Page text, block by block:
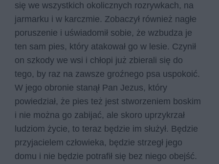
się we wszystkich okolicznych rozrywkach, na
jarmarku i w karczmie. Zobaczył również nagłe
poruszenie i uświadomił sobie, że wzbudza je
ten sam pies, który atakował go w lesie. Czynił
on szkody we wsi i chłopi już zbierali się do
tego, by raz na zawsze groźnego psa uspokoić.
W jego obronie stanął Pan Jezus, który
powiedział, że pies też jest stworzeniem boskim
i nie można go zabijać, ale skoro uprzykrzał
ludziom życie, to teraz będzie im służył. Będzie
przyjacielem człowieka, będzie strzegł jego
domu i nie będzie potrafił się bez niego obejść.